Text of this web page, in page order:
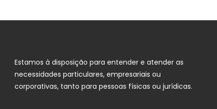
Estamos à disposição para entender e atender as
necessidades particulares, empresariais ou
corporativas, tanto para pessoas físicas ou jurídicas.